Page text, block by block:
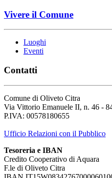
Vivere il Comune
Luoghi
Eventi
Contatti
Comune di Oliveto Citra
Via Vittorio Emanuele II, n. 46 -
P.IVA: 00578180655
Ufficio Relazioni con il Pubblico
Tesoreria e IBAN
Credito Cooperativo di Aquara
F.le di Oliveto Citra